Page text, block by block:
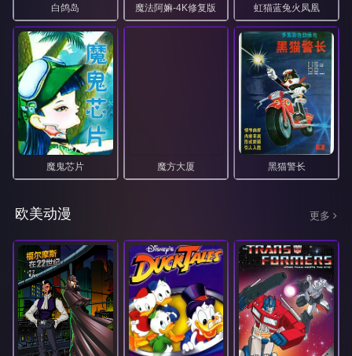
白鸽岛 魔法阿嫲-4K修复版 虹猫蓝兔火凤凰
魔鬼芯片 魔方大厦 黑猫警长
欧美动漫 更多